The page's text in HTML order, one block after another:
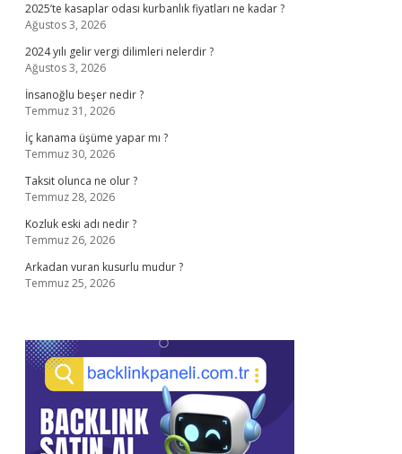
2025’te kasaplar odası kurbanlık fiyatları ne kadar ?
Ağustos 3, 2026
2024 yılı gelir vergi dilimleri nelerdir ?
Ağustos 3, 2026
İnsanoğlu beşer nedir ?
Temmuz 31, 2026
İç kanama üşüme yapar mı ?
Temmuz 30, 2026
Taksit olunca ne olur ?
Temmuz 28, 2026
Kozluk eski adı nedir ?
Temmuz 26, 2026
Arkadan vuran kusurlu mudur ?
Temmuz 25, 2026